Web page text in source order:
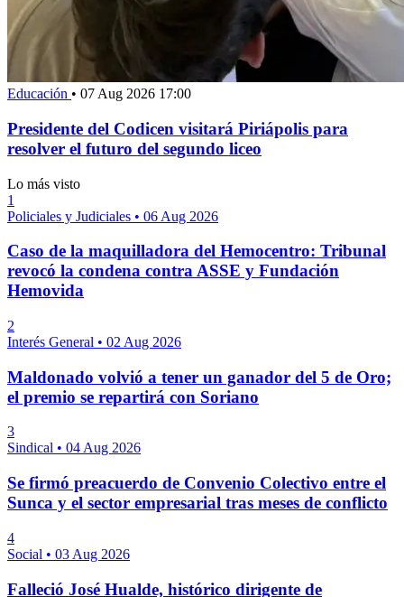
Educación • 07 Aug 2026 17:00
Presidente del Codicen visitará Piriápolis para
resolver el futuro del segundo liceo
Lo más visto
1
Policiales y Judiciales • 06 Aug 2026
Caso de la maquilladora del Hemocentro: Tribunal
revocó la condena contra ASSE y Fundación
Hemovida
2
Interés General • 02 Aug 2026
Maldonado volvió a tener un ganador del 5 de Oro;
el premio se repartirá con Soriano
3
Sindical • 04 Aug 2026
Se firmó preacuerdo de Convenio Colectivo entre el
Sunca y el sector empresarial tras meses de conflicto
4
Social • 03 Aug 2026
Falleció José Hualde, histórico dirigente de